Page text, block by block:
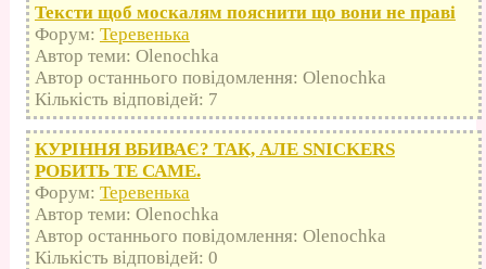
Тексти щоб москалям пояснити що вони не праві
Форум: Теревенька
Автор теми: Olenochka
Автор останнього повідомлення: Olenochka
Кількість відповідей: 7
КУРІННЯ ВБИВАЄ? ТАК, АЛЕ SNICKERS
РОБИТЬ ТЕ САМЕ.
Форум: Теревенька
Автор теми: Olenochka
Автор останнього повідомлення: Olenochka
Кількість відповідей: 0